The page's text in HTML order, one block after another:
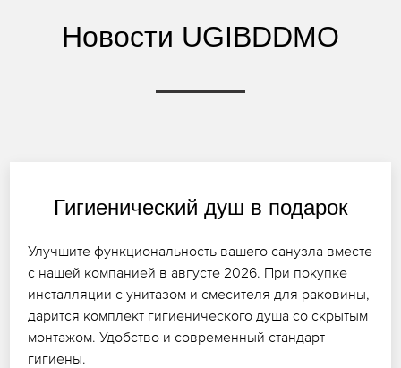
Новости UGIBDDMO
Гигиенический душ в подарок
Улучшите функциональность вашего санузла вместе
с нашей компанией в августе 2026. При покупке
инсталляции с унитазом и смесителя для раковины,
дарится комплект гигиенического душа со скрытым
монтажом. Удобство и современный стандарт
гигиены.